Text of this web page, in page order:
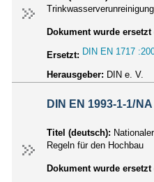
Dokument wurde
Ersetzt: DIN EN 1717
Herausgeber: DIN e. V.
DIN EN 1993-1-1/NA
Titel (deutsch):
Regeln für den Hochbau
Dokument wurde